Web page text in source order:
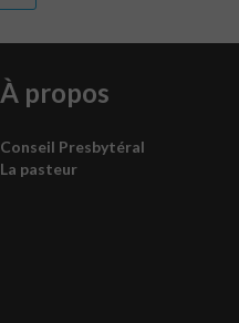
À propos
Conseil Presbytéral
La pasteur